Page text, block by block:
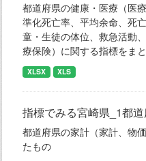
都道府県の健康・医療（医
準化死亡率、平均余命、死
童・生徒の体位、救急活動
療保険）に関する指標をま
XLSX XLS
指標でみる宮崎県_1都
都道府県の家計（家計、物
たもの